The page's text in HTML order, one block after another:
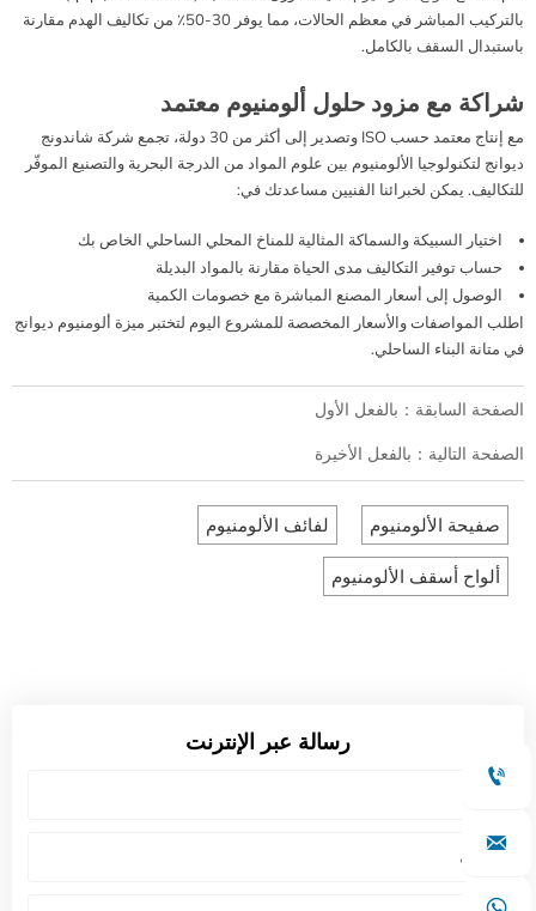
بالتركيب المباشر في معظم الحالات، مما يوفر 30-50٪ من تكاليف الهدم مقارنة
باستبدال السقف بالكامل.
شراكة مع مزود حلول ألومنيوم معتمد
مع إنتاج معتمد حسب ISO وتصدير إلى أكثر من 30 دولة، تجمع شركة شاندونج
ديوانج لتكنولوجيا الألومنيوم بين علوم المواد من الدرجة البحرية والتصنيع الموفّر
للتكاليف. يمكن لخبرائنا الفنيين مساعدتك في:
اختيار السبيكة والسماكة المثالية للمناخ المحلي الساحلي الخاص بك
حساب توفير التكاليف مدى الحياة مقارنة بالمواد البديلة
الوصول إلى أسعار المصنع المباشرة مع خصومات الكمية
اطلب المواصفات والأسعار المخصصة للمشروع اليوم لتختبر ميزة ألومنيوم ديوانج
في متانة البناء الساحلي.
الصفحة السابقة：بالفعل الأول
الصفحة التالية：بالفعل الأخيرة
صفيحة الألومنيوم لفائف الألومنيوم
ألواح أسقف الألومنيوم
رسالة عبر الإنترنت

